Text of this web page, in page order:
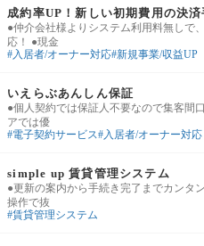
成約率UP！新しい初期費用の決済
●仲介会社様よりシステム利用料無しで
応！ ●現金
入居者/オーナー対応 新規事業/収益UP
いえらぶあんしん保証
●個人契約では保証人不要なので集客間
アでは優
電子契約サービス 入居者/オーナー対応
simple up 賃貸管理システム
●更新の案内から手続き完了までカンタ
操作で抜
賃貸管理システム